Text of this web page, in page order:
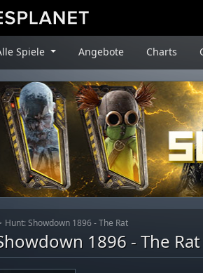
Spiele Angebote Charts
Hunt: Showdown 1896 - The Rat
1896 - The Rat